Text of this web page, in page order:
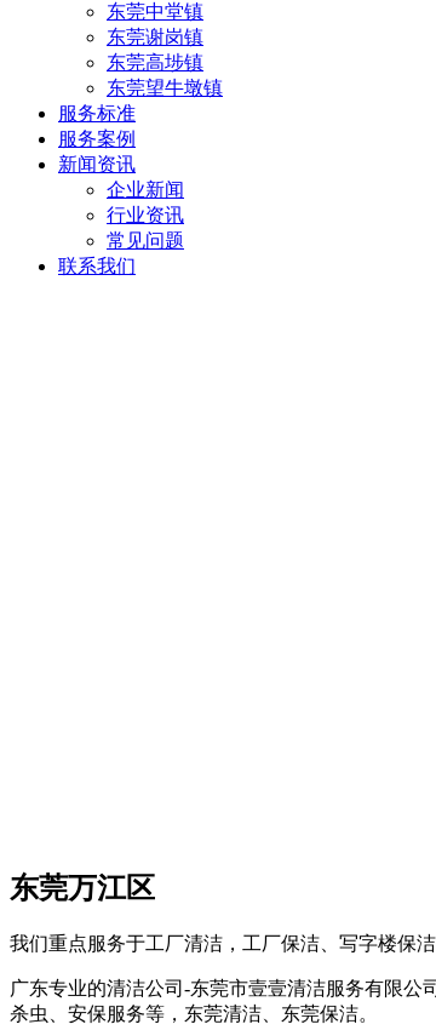
东莞中堂镇
东莞谢岗镇
东莞高埗镇
东莞望牛墩镇
服务标准
服务案例
新闻资讯
企业新闻
行业资讯
常见问题
联系我们
东莞万江区
我们重点服务于工厂清洁，工厂保洁、写字楼保
广东专业的清洁公司-东莞市壹壹清洁服务有限公
杀虫、安保服务等，东莞清洁、东莞保洁。